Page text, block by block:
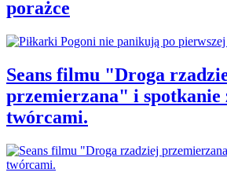
porażce
Seans filmu "Droga
przemierzana" i spotkanie
twórcami.